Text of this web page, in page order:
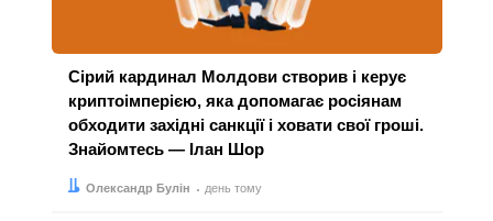
Сірий кардинал Молдови створив і керує
криптоімперією, яка допомагає росіянам
обходити західні санкції і ховати свої гроші.
Знайомтесь — Ілан Шор
Автор:
Олександр Булін
Дата: день тому